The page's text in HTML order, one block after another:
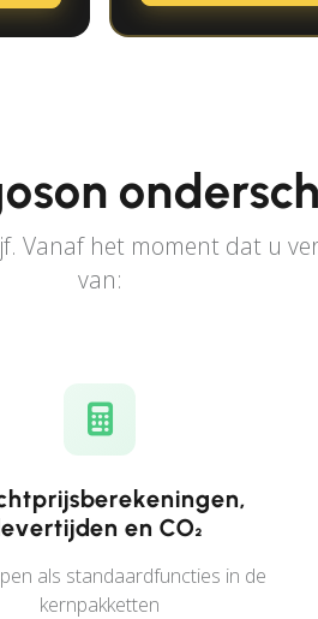
Vanaf het moment dat u
van:
en CO₂
als standaardfuncties in de
kernpakketten